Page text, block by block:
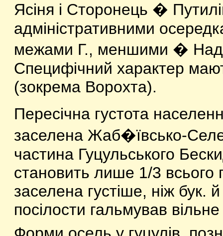
Ясіня і Сторонець �
адміністративними
межами Г., меншими �
Специфічний характер
(зокрема Ворохта).
Пересічна густота
заселена Жаб�ївсько-
частина Гуцульського
становить лише 1/3 всього
заселена густіше, ніж бук.
посілости гальмував